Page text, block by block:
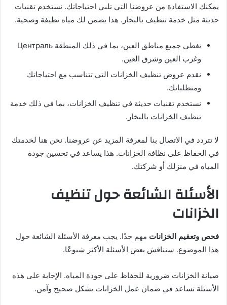
يمكنك الاستفادة من عروضنا التي تلبي احتياجاتك. نستخدم تقنيات
حديثة مثل خدمة تنظيف بالبخار. هذا يضمن لك مياه نظيفة وصحية.
نغطي جميع مناطق العين، بما في ذلك المنطقة Централь
وغرب العين وشرق العين.
نقدم عروض تنظيف الخزانات التي تتناسب مع احتياجاتك
ومتطلباتك.
نستخدم تقنيات حديثة في تنظيف الخزانات، بما في ذلك خدمة
تنظيف الخزانات بالبخار.
لا تتردد في الاتصال بنا لمعرفة المزيد عن عروضنا. نحن هنا لخدمتك
في الحفاظ على نظافة الخزانات. هذا يساعد في تحسين جودة
المياه في منزلك أو شركتك.
الأسئلة الشائعة حول تنظيف
الخزانات
فحص وتعقيم الخزانات مهم جدًا. يجب معرفة الأسئلة الشائعة حول
هذا الموضوع. سنناقش بعض الأسئلة الأكثر شيوعًا.
صيانة الخزانات ضرورية للحفاظ على جودة المياه. الإجابة على هذه
الأسئلة تساعد في ضمان عمل الخزانات بشكل صحيح وآمن.